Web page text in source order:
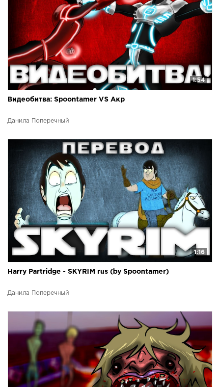
1:54
Видеобитва: Spoontamer VS Акр
Данила Поперечный
1:16
Harry Partridge - SKYRIM rus (by Spoontamer)
Данила Поперечный